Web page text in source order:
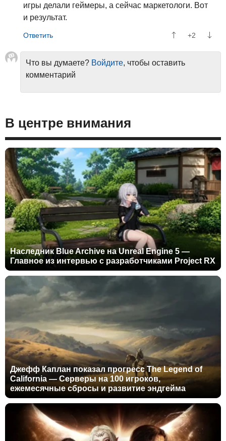
игры делали геймеры, а сейчас маркетологи. Вот
и результат.
+2
Что вы думаете? Войдите, чтобы оставить
комментарий
В центре внимания
Наследник Blue Archive на Unreal Engine 5 —
Главное из интервью с разработчиками Project RX
Джефф Каплан показал прогресс The Legend of
California — Серверы на 100 игроков,
ежемесячные сбросы и развитие эндгейма